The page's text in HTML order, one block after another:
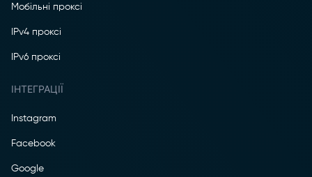
Мобільні проксі
IPv4 проксі
IPv6 проксі
ІНТЕГРАЦІЇ
Instagram
Facebook
Google